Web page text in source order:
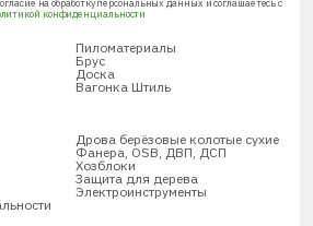
на обработку персональных данных и соглашаетесь с
конфиденциальности
Пиломатериалы
Брус
Доска
Вагонка Штиль
Дрова берёзовые колотые сухие
Фанера, OSB, ДВП, ДСП
Хозблоки
Защита для дерева
Электроинструменты